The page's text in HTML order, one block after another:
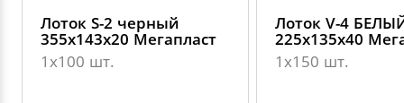
Лоток S-2 черный
355х143х20 Мегапласт
1х100 шт.
Лоток V-4
225х135х40
1х150 шт.